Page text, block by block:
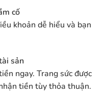
cố
khoản dễ hiểu và bạn
sản
ngay. Trang sức được
tiền tùy thỏa thuận.